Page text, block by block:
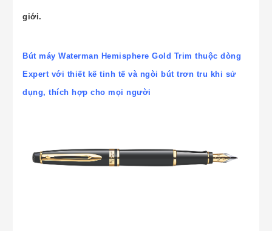
giới.
Bút máy Waterman Hemisphere Gold Trim thuộc dòng
Expert với thiết kế tinh tế và ngòi bút trơn tru khi sử
dụng, thích hợp cho mọi người